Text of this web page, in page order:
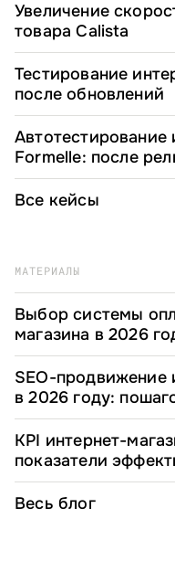
Увеличение
товара Calista
Тестирование
после обновлений
Автотестирование
Formelle: после
мониторинг
Все кейсы
МАТЕРИАЛЫ
Выбор системы
магазина в 2026
для e-commerce
SEO-продвижение
в 2026 году:
KPI интернет-
показатели
расчета
Весь блог